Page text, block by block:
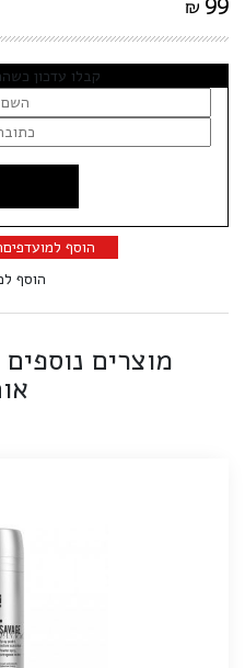
₪
קבלו עדכון
הוסף למועדפים
הוסף
מוצרים